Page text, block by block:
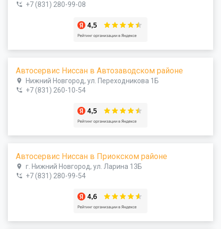
+7 (831) 280-99-08
Автосервис Ниссан в Автозаводском районе
Нижний Новгород, ул. Переходникова 1Б
+7 (831) 260-10-54
Автосервис Ниссан в Приокском районе
г. Нижний Новгород, ул. Ларина 13Б
+7 (831) 280-99-54